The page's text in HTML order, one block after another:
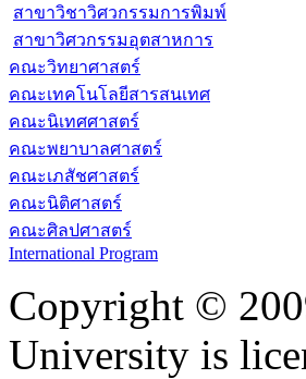
สาขาวิชาวิศวกรรมการพิมพ์
สาขาวิศวกรรมอุตสาหการ
คณะวิทยาศาสตร์
คณะเทคโนโลยีสารสนเทศ
คณะนิเทศศาสตร์
คณะพยาบาลศาสตร์
คณะเภสัชศาสตร์
คณะนิติศาสตร์
คณะศิลปศาสตร์
International Program
Copyright ©
University is